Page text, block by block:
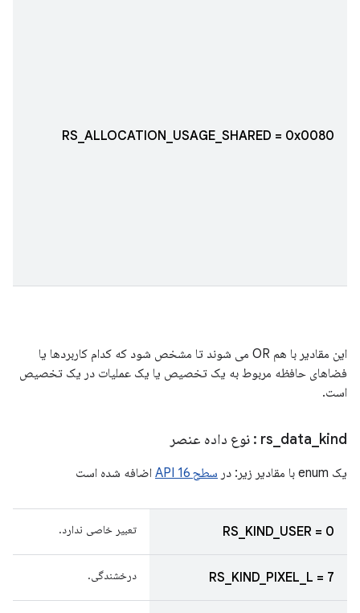
RS_ALLOCATION_USAGE_SHARED = 0x0080
این مقادیر با هم OR می شوند تا مشخص شود که کدام کاربردها یا
فضاهای حافظه مربوط به یک تخصیص یا یک عملیات در یک تخصیص
است.
rs data kind : نوع داده عنصر
یک enum با مقادیر زیر: در سطح 16 API اضافه شده است
RS_KIND_USER = 0 تعبیر خاصی ندارد.
RS_KIND_PIXEL_L = 7 درخشندگی.